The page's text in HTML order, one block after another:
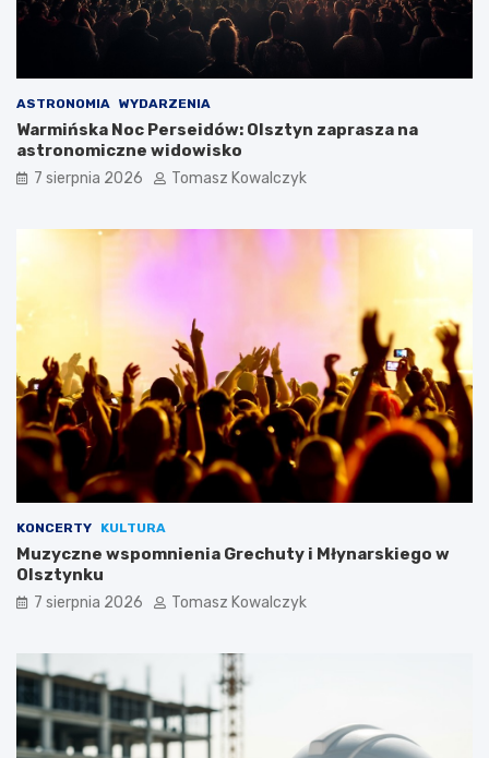
ASTRONOMIA WYDARZENIA
Warmińska Noc Perseidów: Olsztyn zaprasza na
astronomiczne widowisko
7 sierpnia 2026 Tomasz Kowalczyk
KONCERTY KULTURA
Muzyczne wspomnienia Grechuty i Młynarskiego w
Olsztynku
7 sierpnia 2026 Tomasz Kowalczyk